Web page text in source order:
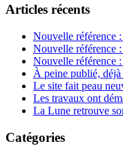
Articles récents
Nouvelle référence
Nouvelle référence
Nouvelle référence
À peine publié,
Le site fait peau
Les travaux ont
La Lune retrouve
Catégories